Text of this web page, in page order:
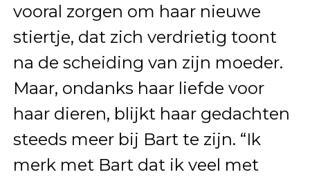
vooral zorgen om haar nieuwe
stiertje, dat zich verdrietig toont
na de scheiding van zijn moeder.
Maar, ondanks haar liefde voor
haar dieren, blijkt haar gedachten
steeds meer bij Bart te zijn. “Ik
merk met Bart dat ik veel met